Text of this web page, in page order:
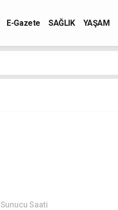
E-Gazete SAĞLIK YAŞAM
Sunucu Saati